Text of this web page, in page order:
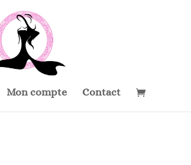
Mon compte Contact